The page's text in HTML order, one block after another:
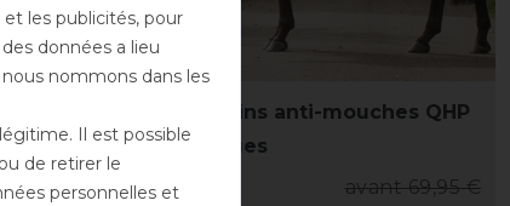
8,90 €
Couvre-reins anti-mouches QHP
avec franges
avant 69,95 €
62,95 € *
les publicités, pour
données a lieu
nommons dans les
Il est possible
de retirer le
personnelles et